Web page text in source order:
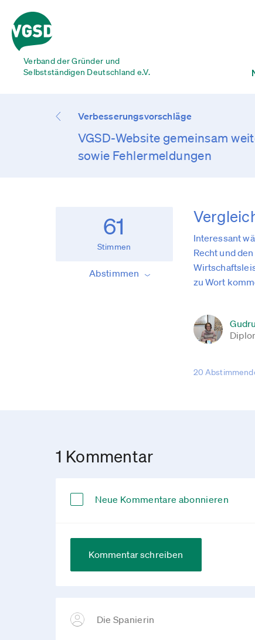
Verband der Gründer und
Selbstständigen Deutschland e.V.
Verbesserungsvorschläge
VGSD-Website gemeinsam
sowie Fehlermeldungen
61
Stimmen
Abstimmen
Interessant
Recht und
zu Wort
20
1 Kommentar
Neue Kommentare abonnieren
Kommentar schreiben
Die Spanierin